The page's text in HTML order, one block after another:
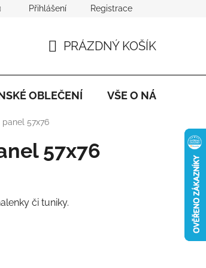
Přihlášení Registrace
KOŠÍK
PRÁZDNÝ KOŠÍK
OBLEČENÍ VŠE O NÁKUPU
57x76
57x76
či tuniky.